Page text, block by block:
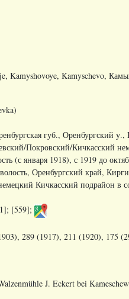
Kamyshovoye, Kamyschevo, К
губ., Оренбургский
Покровский/Кичкасский
(с января 1918), с 1919 до
Оренбургский край,
Кичкасский подрайон в
[559];
289 (1917), 211 (1920), 175
J. Eckert bei